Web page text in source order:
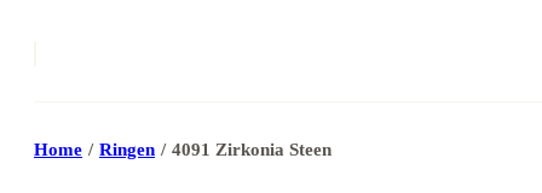
Home / Ringen / 4091 Zirkonia Steen